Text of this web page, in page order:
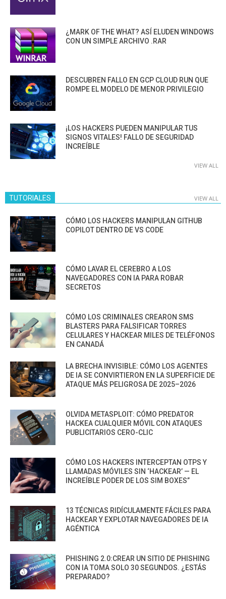
¿MARK OF THE WHAT? ASÍ ELUDEN WINDOWS
CON UN SIMPLE ARCHIVO .RAR
DESCUBREN FALLO EN GCP CLOUD RUN QUE
ROMPE EL MODELO DE MENOR PRIVILEGIO
¡LOS HACKERS PUEDEN MANIPULAR TUS
SIGNOS VITALES! FALLO DE SEGURIDAD
INCREÍBLE
VIEW ALL
TUTORIALES VIEW ALL
CÓMO LOS HACKERS MANIPULAN GITHUB
COPILOT DENTRO DE VS CODE
CÓMO LAVAR EL CEREBRO A LOS
NAVEGADORES CON IA PARA ROBAR
SECRETOS
CÓMO LOS CRIMINALES CREARON SMS
BLASTERS PARA FALSIFICAR TORRES
CELULARES Y HACKEAR MILES DE TELÉFONOS
EN CANADÁ
LA BRECHA INVISIBLE: CÓMO LOS AGENTES
DE IA SE CONVIRTIERON EN LA SUPERFICIE DE
ATAQUE MÁS PELIGROSA DE 2025–2026
OLVIDA METASPLOIT: CÓMO PREDATOR
HACKEA CUALQUIER MÓVIL CON ATAQUES
PUBLICITARIOS CERO-CLIC
CÓMO LOS HACKERS INTERCEPTAN OTPS Y
LLAMADAS MÓVILES SIN ‘HACKEAR’ — EL
INCREÍBLE PODER DE LOS SIM BOXES”
13 TÉCNICAS RIDÍCULAMENTE FÁCILES PARA
HACKEAR Y EXPLOTAR NAVEGADORES DE IA
AGÉNTICA
PHISHING 2.0:CREAR UN SITIO DE PHISHING
CON IA TOMA SOLO 30 SEGUNDOS. ¿ESTÁS
PREPARADO?